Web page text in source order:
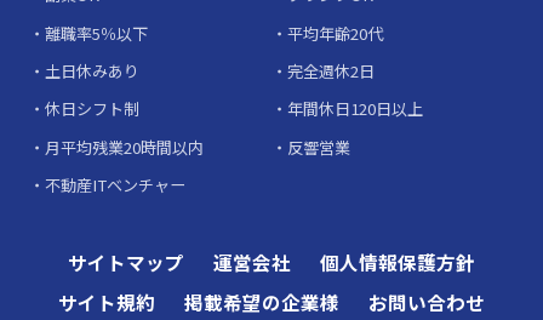
離職率5％以下
平均年齢20代
土日休みあり
完全週休2日
休日シフト制
年間休日120日以上
月平均残業20時間以内
反響営業
不動産ITベンチャー
サイトマップ 運営会社
個人情報保護方針
サイト規約
掲載希望の企業様 お問い合わせ